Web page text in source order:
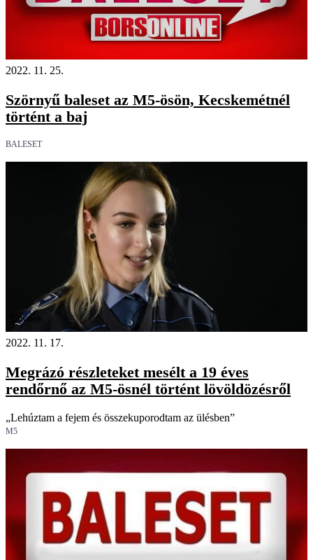
2022. 11. 25.
Szörnyű baleset az M5-ösön, Kecskemétnél
történt a baj
BALESET
Videó
2022. 11. 17.
Megrázó részleteket mesélt a 19 éves
rendőrnő az M5-ösnél történt lövöldözésről
„Lehúztam a fejem és összekuporodtam az ülésben”
M5